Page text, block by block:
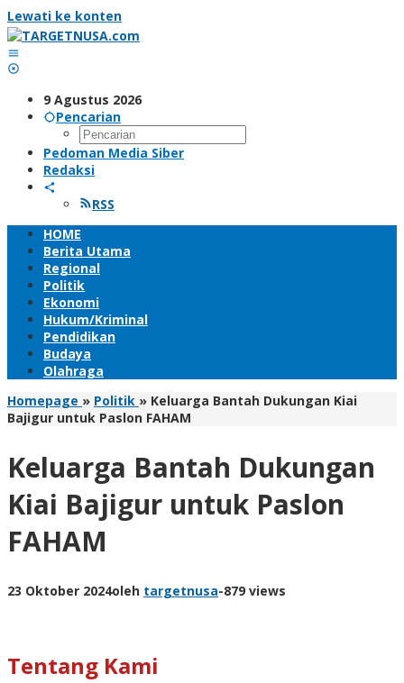
Lewati ke konten
9 Agustus 2026
Pencarian
Pedoman Media Siber
Redaksi
RSS
HOME
Berita Utama
Regional
Politik
Ekonomi
Hukum/Kriminal
Pendidikan
Budaya
Olahraga
Homepage » Politik » Keluarga Bantah Dukungan Kiai
Bajigur untuk Paslon FAHAM
Keluarga Bantah Dukungan
Kiai Bajigur untuk Paslon
FAHAM
23 Oktober 2024oleh targetnusa-879 views
Tentang Kami